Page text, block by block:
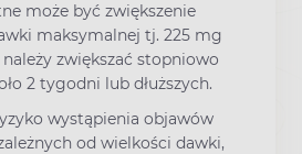
może być zwiększenie
maksymalnej tj. 225 mg
zwiększać stopniowo
2 tygodni lub dłuższych.
wystąpienia objawów
od wielkości dawki,